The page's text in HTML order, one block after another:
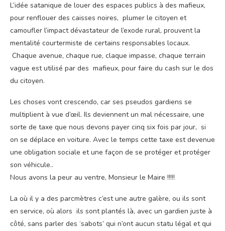
L’idée satanique de louer des espaces publics à des mafieux,
pour renflouer des caisses noires, plumer le citoyen et
camoufler l’impact dévastateur de l’exode rural, prouvent la
mentalité courtermiste de certains responsables locaux.
Chaque avenue, chaque rue, claque impasse, chaque terrain
vague est utilisé par des mafieux, pour faire du cash sur le dos
du citoyen.
Les choses vont crescendo, car ses pseudos gardiens se
multiplient à vue d’œil. Ils deviennent un mal nécessaire, une
sorte de taxe que nous devons payer cinq six fois par jour, si
on se déplace en voiture. Avec le temps cette taxe est devenue
une obligation sociale et une façon de se protéger et protéger
son véhicule..
Nous avons la peur au ventre, Monsieur le Maire !!!!!
La où il y a des parcmètres c’est une autre galère, ou ils sont
en service, où alors ils sont plantés là, avec un gardien juste à
côté, sans parler des ‘sabots’ qui n’ont aucun statu légal et qui